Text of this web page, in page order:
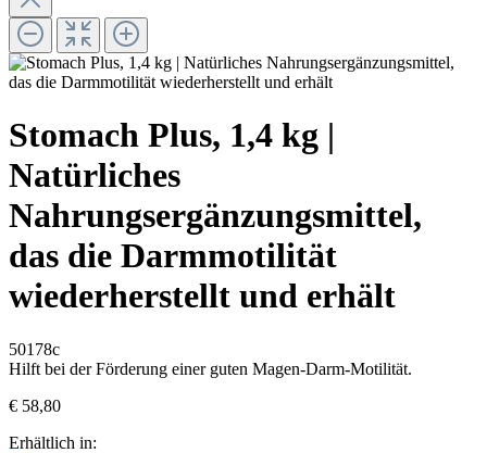
Stomach Plus, 1,4 kg |
Natürliches
Nahrungsergänzungsmittel,
das die Darmmotilität
wiederherstellt und erhält
50178c
Hilft bei der Förderung einer guten Magen-Darm-Motilität.
€ 58,80
Erhältlich in: